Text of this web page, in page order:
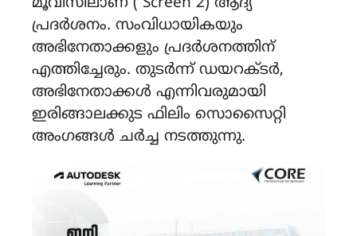
പ്രദർശനം. സംവിധായികയും
അഭിനേതാക്കളും പ്രദർശനത്തിന്
എത്തിച്ചേരും. തുടർന്ന് ഡയറക്ടർ,
അഭിനേതാക്കൾ എന്നിവരുമായി
ഇരിങ്ങാലക്കുട ഫിലിം സൊസൈറ്റി
അംഗങ്ങൾ ചർച്ച നടത്തുന്നു.